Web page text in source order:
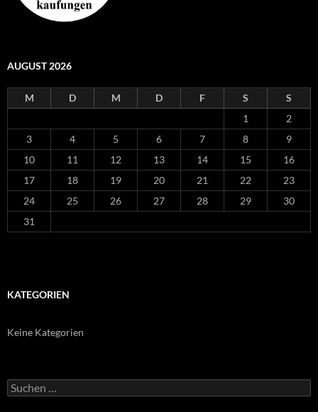
AUGUST 2026
M D M D F S
S
1
2
3
4 5 6 7 8
9
10
11 12 13 14 15
16
17
18 19 20 21 22
23
24
25 26 27 28 29
30
31
KATEGORIEN
Keine Kategorien
Suchen
nach: